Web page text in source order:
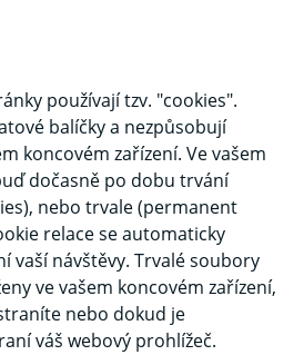
používají tzv. "cookies".
balíčky a nezpůsobují
koncovém zařízení. Ve vašem
dočasně po dobu trvání
nebo trvale (permanent
relace se automaticky
vaší návštěvy. Trvalé soubory
ve vašem koncovém zařízení,
nebo dokud je
váš webový prohlížeč.